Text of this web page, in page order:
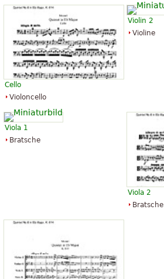
Cello
Violoncello
Violin 2
Violine
Viola 1
Bratsche
Viola 2
Bratsche